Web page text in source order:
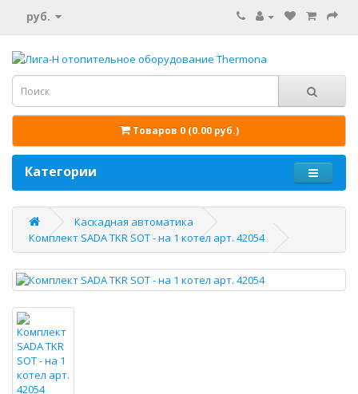
руб.
Товаров 0 (0.00 руб.)
Категории
Каскадная автоматика
Комплект SADA TKR SOT - на 1 котел арт. 42054